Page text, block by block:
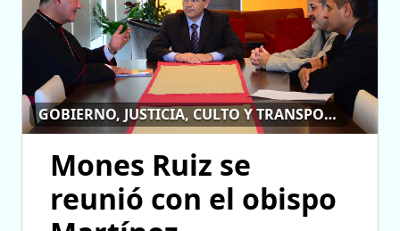
GOBIERNO, JUSTICIA, CULTO Y TRANSPORTE
Mones Ruiz se
reunió con el obispo